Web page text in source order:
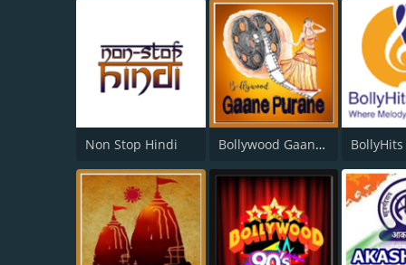
Non Stop Hindi Bollywood Gaane Purane